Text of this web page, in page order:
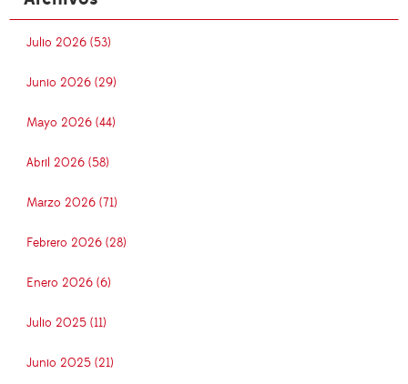
Julio 2026 (53)
Junio 2026 (29)
Mayo 2026 (44)
Abril 2026 (58)
Marzo 2026 (71)
Febrero 2026 (28)
Enero 2026 (6)
Julio 2025 (11)
Junio 2025 (21)